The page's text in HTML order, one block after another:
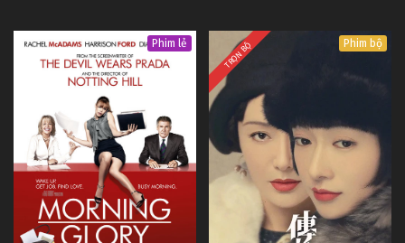
Phim lẻ TRỌN BỘ Phim bộ